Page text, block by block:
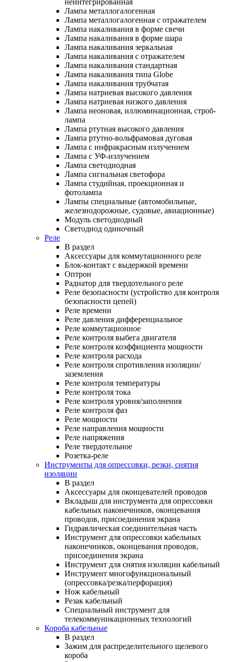
Лампа металлогалогенная
Лампа металлогалогенная с отражателем
Лампа накаливания в форме свечи
Лампа накаливания в форме шара
Лампа накаливания зеркальная
Лампа накаливания с отражателем
Лампа накаливания стандартная
Лампа накаливания типа Globe
Лампа накаливания трубчатая
Лампа натриевая высокого давления
Лампа натриевая низкого давления
Лампа неоновая, иллюминационная, строб-
лампа
Лампа ртутная высокого давления
Лампа ртутно-вольфрамовая дуговая
Лампа с инфракрасным излучением
Лампа с УФ-излучением
Лампа светодиодная
Лампа сигнальная светофора
Лампа студийная, проекционная и
фотолампа
Лампы специальные (автомобильные,
железнодорожные, судовые, авиационные)
Модуль светодиодный
Светодиод одиночный
Реле
В раздел
Аксессуары для коммутационного реле
Блок-контакт с выдержкой времени
Оптрон
Радиатор для твердотельного реле
Реле безопасности (устройство для контроля
безопасности цепей)
Реле времени
Реле давления дифференциальное
Реле коммутационное
Реле контроля выбега двигателя
Реле контроля коэффициента мощности
Реле контроля расхода
Реле контроля спротивления изоляции/
заземления
Реле контроля температуры
Реле контроля тока
Реле контроля уровня/заполнения
Реле контроля фаз
Реле мощности
Реле направления мощности
Реле напряжения
Реле твердотельное
Розетка-реле
Инструменты для опрессовки, резки, снятия
изоляции
В раздел
Аксессуары для оконцевателей проводов
Вкладыш для инструмента для опрессовки
кабельных наконечников, оконцевания
проводов, присоединения экрана
Гидравлическая соединительная часть
Инструмент для опрессовки кабельных
наконечников, оконцевания проводов,
присоединения экрана
Инструмент для снятия изоляции кабельный
Инструмент многофункциональный
(опрессовка/резка/перфорация)
Нож кабельный
Резак кабельный
Специальный инструмент для
телекоммуникационных технологий
Короба кабельные
В раздел
Зажим для распределительного щелевого
короба